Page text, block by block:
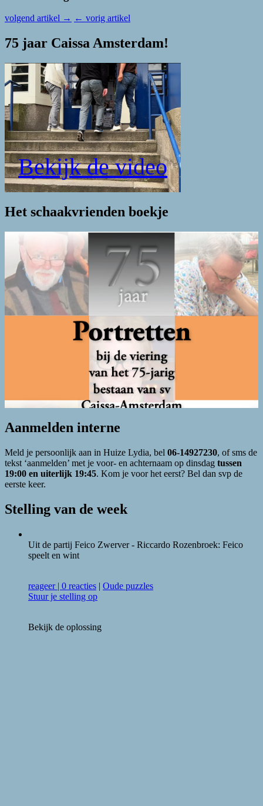
volgend artikel → ← vorig artikel
75 jaar Caissa Amsterdam!
Bekijk de video
Het schaakvrienden boekje
Aanmelden interne
Meld je persoonlijk aan in Huize Lydia, bel 06-14927230, of sms de
tekst ‘aanmelden’ met je voor- en achternaam op dinsdag tussen
19:00 en uiterlijk 19:45. Kom je voor het eerst? Bel dan svp de
eerste keer.
Stelling van de week
Uit de partij Feico Zwerver - Riccardo Rozenbroek: Feico
speelt en wint
reageer| 0 reacties | Oude puzzles
Stuur je stelling op
Bekijk de oplossing